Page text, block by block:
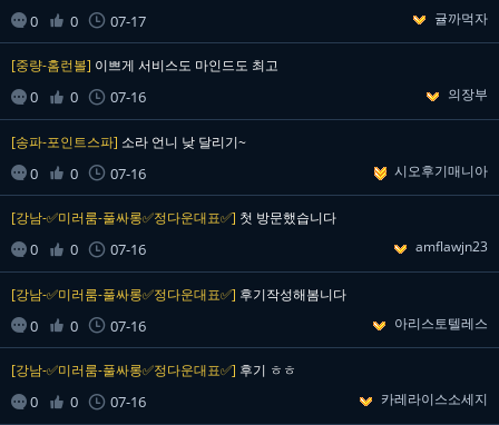
 0  0  07-17 귤까먹자
[중량-홈런볼] 이쁘게 서비스도 마인드도 최고
 0  0  07-16 의장부
[송파-포인트스파] 소라 언니 낮 달리기~
 0  0  07-16 시오후기매니아
[강남-✅미러룸-풀싸롱✅정다운대표✅] 첫 방문했습니다
 0  0  07-16 amflawjn23
[강남-✅미러룸-풀싸롱✅정다운대표✅] 후기작성해봄니다
 0  0  07-16 아리스토텔레스
[강남-✅미러룸-풀싸롱✅정다운대표✅] 후기 ㅎㅎ
 0  0  07-16 카레라이스소세지